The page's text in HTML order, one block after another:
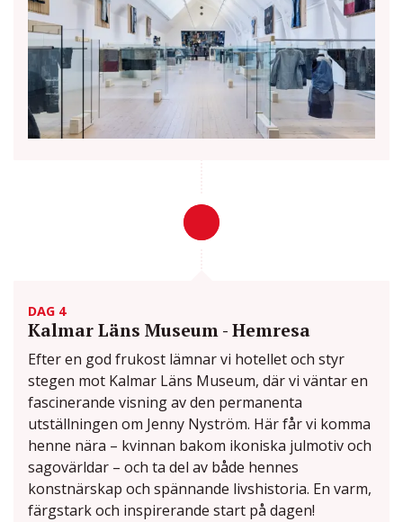
DAG 4
Kalmar Läns Museum - Hemresa
Efter en god frukost lämnar vi hotellet och styr
stegen mot Kalmar Läns Museum, där vi väntar en
fascinerande visning av den permanenta
utställningen om Jenny Nyström. Här får vi komma
henne nära – kvinnan bakom ikoniska julmotiv och
sagovärldar – och ta del av både hennes
konstnärskap och spännande livshistoria. En varm,
färgstark och inspirerande start på dagen!